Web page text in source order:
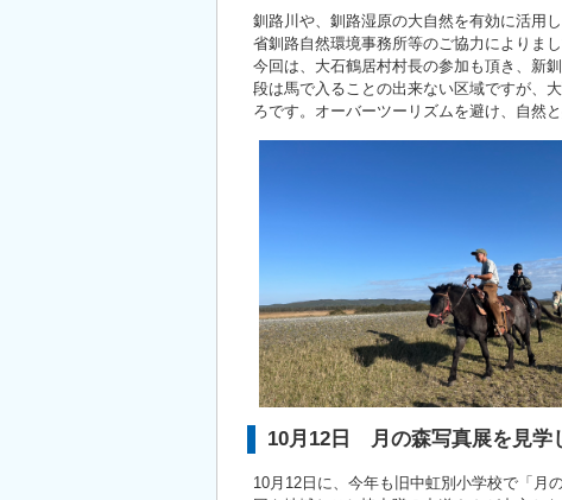
釧路川や、釧路湿原の大自然を有効に活用
省釧路自然環境事務所等のご協力によりま
今回は、大石鶴居村村長の参加も頂き、新
段は馬で入ることの出来ない区域ですが、
ろです。オーバーツーリズムを避け、自然
10月12日 月の森写真展を見学
10月12日に、今年も旧中虹別小学校で「月